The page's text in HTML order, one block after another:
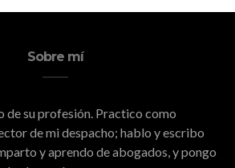
Sobre mí
de su profesión. Practico como
de mi despacho; hablo y escribo
y aprendo de abogados, y pongo